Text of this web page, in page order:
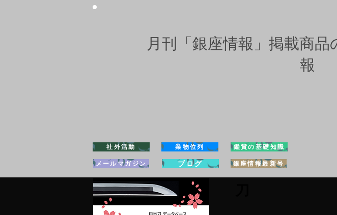
月刊「銀座情報」掲載商
報
社外活動 業物位列 鑑賞の基礎知識
メールマガジン ブログ 銀座情報最新号